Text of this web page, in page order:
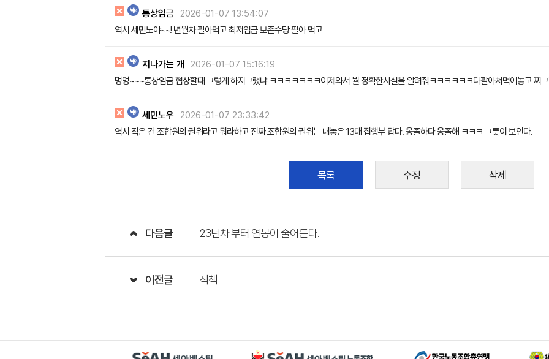
통상임금
2026-01-07 13:54:07
역시 세민노야~~! 년월차 팔아먹고 최저임금 보존수당 팔아 먹고
지나가는 개
2026-01-07 15:16:19
멍멍~~~통상임금 협상할때 그렇게 하지그랬냐 ㅋㅋㅋㅋㅋㅋㅋ이제와서 뭘 정확한사실을 알려줘ㅋㅋㅋㅋㅋㅋ다팔아쳐먹어놓고 찌
세민노우
2026-01-07 23:33:42
역시 작은 건 조합원의 권위라고 뭐라하고 진짜 조합원의 권위는 내놓은 13대 집행부 답다. 옹졸하다 옹졸해 ㅋㅋㅋ 그릇이 보인다.
목록 수정 삭제
다음글 23년차 부터 연봉이 줄어든다.
이전글 직책